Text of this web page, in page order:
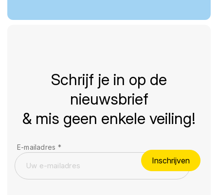
Schrijf je in op de
nieuwsbrief
& mis geen enkele veiling!
E-mailadres *
Inschrijven